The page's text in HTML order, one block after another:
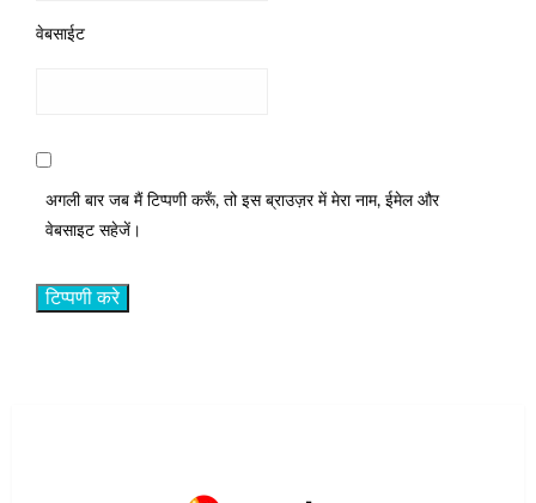
वेबसाईट
अगली बार जब मैं टिप्पणी करूँ, तो इस ब्राउज़र में मेरा नाम, ईमेल और
वेबसाइट सहेजें।